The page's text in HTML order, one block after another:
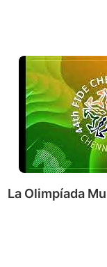
La Olimpíada